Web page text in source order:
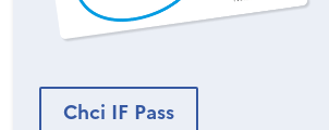
Chci IF Pass